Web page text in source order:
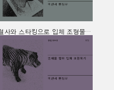
철사와 스타킹으로 입체 조형물 만들기